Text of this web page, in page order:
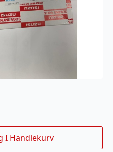
I Handlekurv